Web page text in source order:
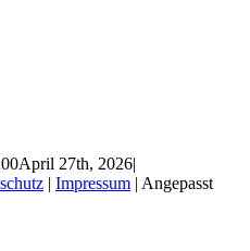
April 27th, 2026|
| Impressum | Angepasst